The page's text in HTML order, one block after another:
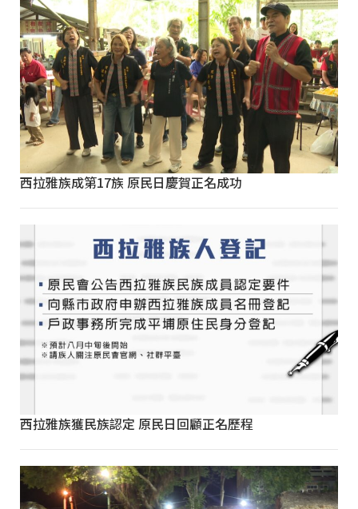
西拉雅族成第17族 原民日慶賀正名成功
西拉雅族獲民族認定 原民日回顧正名歷程